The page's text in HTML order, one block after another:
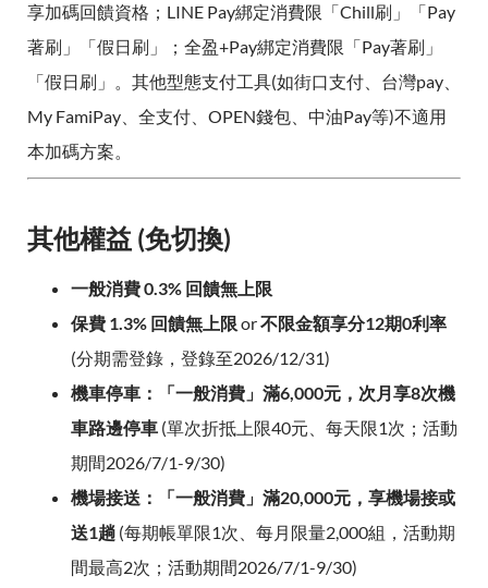
享加碼回饋資格；LINE Pay綁定消費限「Chill刷」「Pay
著刷」「假日刷」；全盈+Pay綁定消費限「Pay著刷」
「假日刷」。其他型態支付工具(如街口支付、台灣pay、
My FamiPay、全支付、OPEN錢包、中油Pay等)不適用
本加碼方案。
其他權益 (免切換)
一般消費 0.3% 回饋無上限
保費 1.3% 回饋無上限 or不限金額享分12期0利率
(分期需登錄，登錄至2026/12/31)
機車停車：「一般消費」滿6,000元，次月享8次機
車路邊停車 (單次折抵上限40元、每天限1次；活動
期間2026/7/1-9/30)
機場接送：「一般消費」滿20,000元，享機場接或
送1趟 (每期帳單限1次、每月限量2,000組，活動期
間最高2次；活動期間2026/7/1-9/30)